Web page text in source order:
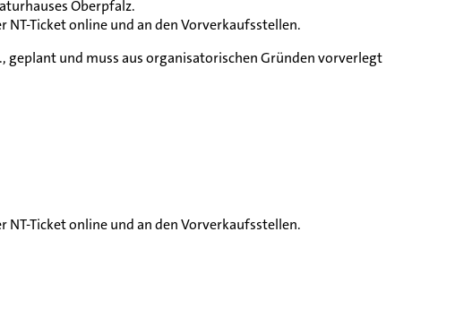
Oberpfalz.
Ticket online und an den Vorverkaufsstellen.
geplant und muss aus organisatorischen Gründen vorverlegt
Ticket online und an den Vorverkaufsstellen.